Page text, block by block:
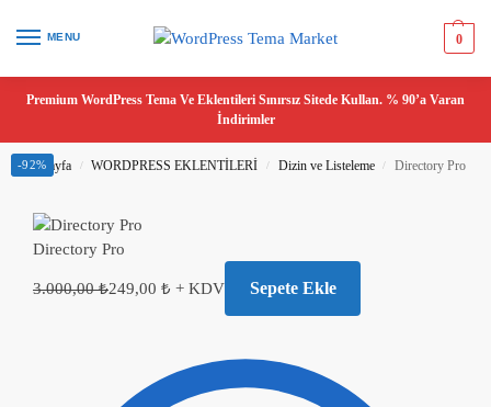
MENU 0
Premium WordPress Tema Ve Eklentileri Sınırsız Sitede Kullan. % 90’a Varan
İndirimler
Ana Sayfa / WORDPRESS EKLENTİLERİ / Dizin ve Listeleme / Directory Pro
Directory Pro
3.000,00₺249,00 ₺ + KDV Sepete Ekle
-92%